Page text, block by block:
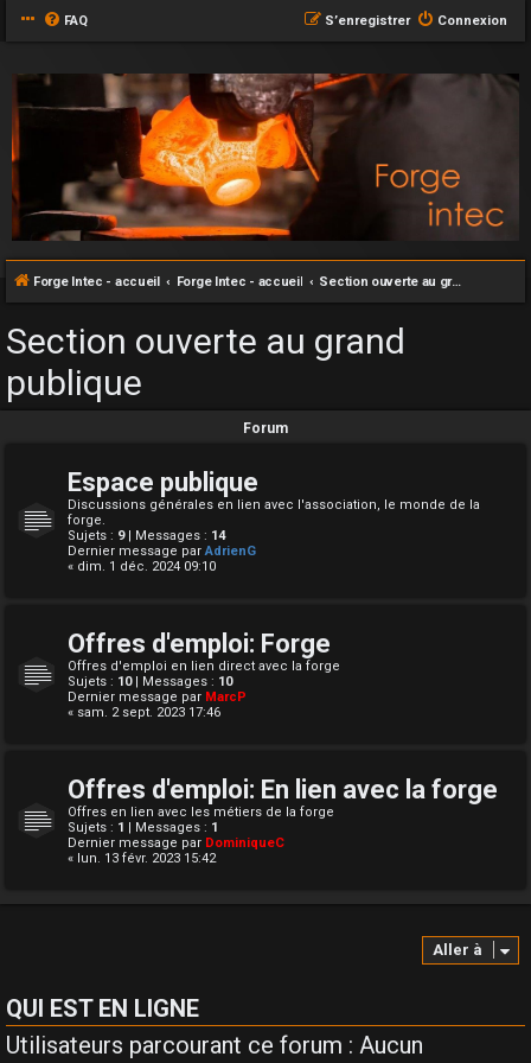
FAQ Connexion
S’enregistrer
Forge Intec - accueil Forge Intec - accueil Section ouverte au grand publique
Section ouverte au grand
publique
Forum
Espace publique
Discussions générales en lien avec l'association, le monde de la
forge.
Sujets : 9| Messages : 14
Dernier message parAdrienG
« dim. 1 déc. 2024 09:10
Offres d'emploi: Forge
Offres d'emploi en lien direct avec la forge
Sujets : 10| Messages : 10
Dernier message par MarcP
« sam. 2 sept. 2023 17:46
Offres d'emploi: En lien avec la forge
Offres en lien avec les métiers de la forge
Sujets : 1 | Messages : 1
Dernier message par DominiqueC
« lun. 13 févr. 2023 15:42
Aller à
QUI EST EN LIGNE
Utilisateurs parcourant ce forum : Aucun